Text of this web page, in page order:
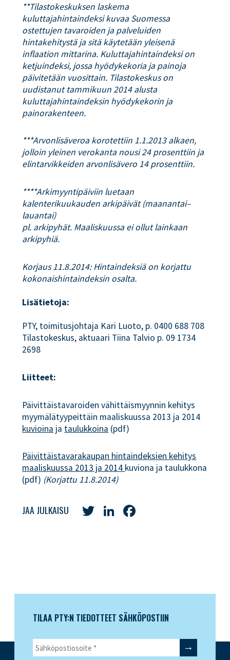
**Tilastokeskuksen laskema
kuluttajahintaindeksi kuvaa Suomessa
ostettujen tavaroiden ja palveluiden
hintakehitystä ja sitä käytetään yleisenä
inflaation mittarina. Kuluttajahintaindeksi on
ketjuindeksi, jossa hyödykekoria ja painoja
päivitetään vuosittain. Tilastokeskus on
uudistanut tammikuun 2014 alusta
kuluttajahintaindeksin hyödykekorin ja
painorakenteen.
***Arvonlisäveroa korotettiin 1.1.2013 alkaen,
jolloin yleinen verokanta nousi 24 prosenttiin ja
elintarvikkeiden arvonlisävero 14 prosenttiin.
****Arkimyyntipäiviin luetaan
kalenterikuukauden arkipäivät (maanantai–
lauantai)
pl. arkipyhät. Maaliskuussa ei ollut lainkaan
arkipyhiä.
Korjaus 11.8.2014: Hintaindeksiä on korjattu
kokonaishintaindeksin osalta.
Lisätietoja:
PTY, toimitusjohtaja Kari Luoto, p. 0400 688 708
Tilastokeskus, aktuaari Tiina Talvio p. 09 1734
2698
Liitteet:
Päivittäistavaroiden vähittäismyynnin kehitys
myymälätyypeittäin maaliskuussa 2013 ja 2014
kuvioina ja taulukkoina (pdf)
Päivittäistavarakaupan hintaindeksien kehitys
maaliskuussa 2013 ja 2014 kuviona ja taulukkona
(pdf) (Korjattu 11.8.2014)
JAA JULKAISU TwitterLinkedIn
TILAA PTY:N TIEDOTTEET SÄHKÖPOSTIIN